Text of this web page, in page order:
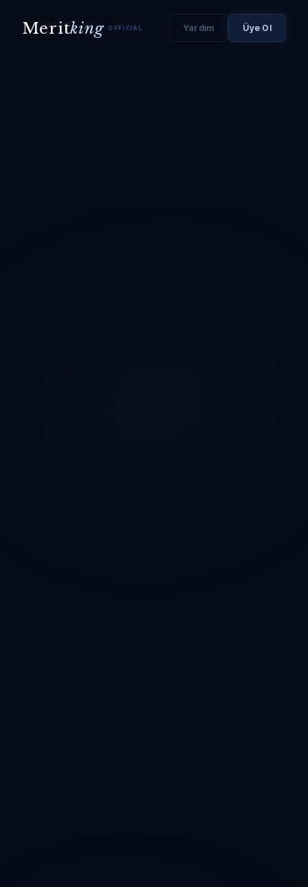
Meritking OFFICIAL Yardım Üye Ol